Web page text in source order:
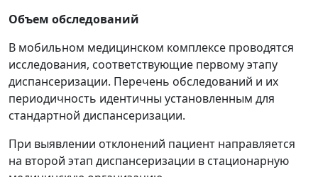
Объем обследований
В мобильном медицинском комплексе проводятся
исследования, соответствующие первому этапу
диспансеризации. Перечень обследований и их
периодичность идентичны установленным для
стандартной диспансеризации.
При выявлении отклонений пациент направляется
на второй этап диспансеризации в стационарную